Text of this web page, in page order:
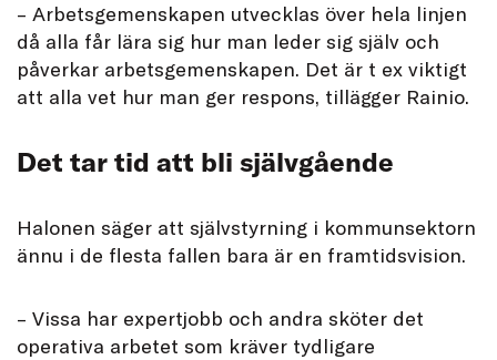
– Arbetsgemenskapen utvecklas över hela linjen
då alla får lära sig hur man leder sig själv och
påverkar arbetsgemenskapen. Det är t ex viktigt
att alla vet hur man ger respons, tillägger Rainio.
Det tar tid att bli självgående
Halonen säger att självstyrning i kommunsektorn
ännu i de flesta fallen bara är en framtidsvision.
– Vissa har expertjobb och andra sköter det
operativa arbetet som kräver tydligare